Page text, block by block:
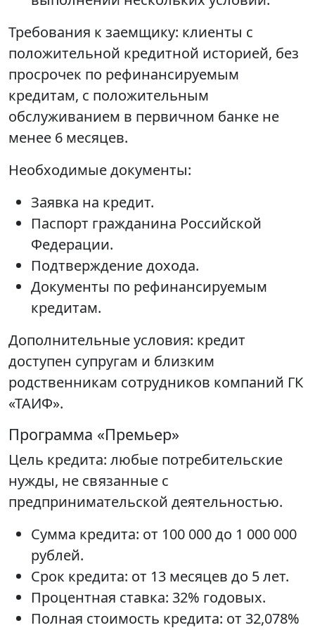
Требования к заемщику: клиенты с
положительной кредитной историей, без
просрочек по рефинансируемым
кредитам, с положительным
обслуживанием в первичном банке не
менее 6 месяцев.
Необходимые документы:
Заявка на кредит.
Паспорт гражданина Российской
Федерации.
Подтверждение дохода.
Документы по рефинансируемым
кредитам.
Дополнительные условия: кредит
доступен супругам и близким
родственникам сотрудников компаний ГК
«ТАИФ».
Программа «Премьер»
Цель кредита: любые потребительские
нужды, не связанные с
предпринимательской деятельностью.
Сумма кредита: от 100 000 до 1 000 000
рублей.
Срок кредита: от 13 месяцев до 5 лет.
Процентная ставка: 32% годовых.
Полная стоимость кредита: от 32,078%